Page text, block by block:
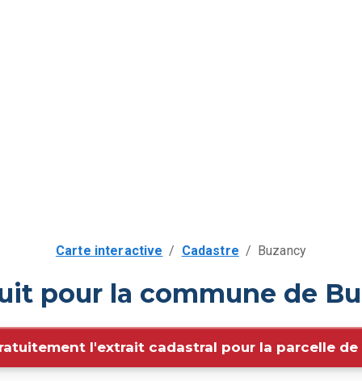
Carte interactive / Cadastre / Buzancy
pour la commune de
l'extrait cadastral pour la parcelle de